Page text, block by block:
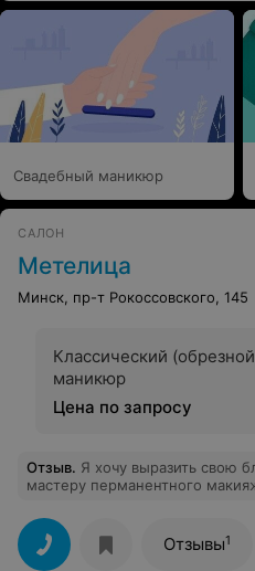
заранее и что в таких
задерживается, она в грубой
я должна из-за вас
была в шоке - ничего не
мастера в разных местах Я
подобного. Я просто
парикмахерскую больше
Делайте выводы... Вы можете
к вам такое наплевательское
Свадебный маникюр
САЛОН
Метелица
Минск, пр-т Рокоссовского, 145
Классический
маникюр
Цена по запросу
Отзыв. Я хочу выразить свою
мастеру перманентного
пришлось даже делать
вам.
Отзывы1